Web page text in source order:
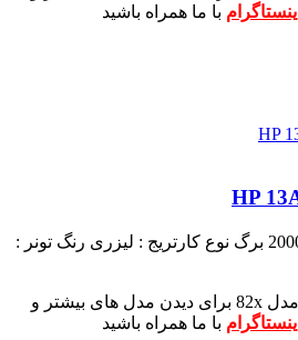
اینستاگرام با ما همراه باشید
نوع کارتریج : لیزری رنگ تونر :
برای دیدن مدل های بیشتر و
اینستاگرام با ما همراه باشید